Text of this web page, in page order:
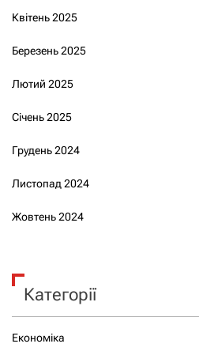
Квітень 2025
Березень 2025
Лютий 2025
Січень 2025
Грудень 2024
Листопад 2024
Жовтень 2024
Категорії
Економіка